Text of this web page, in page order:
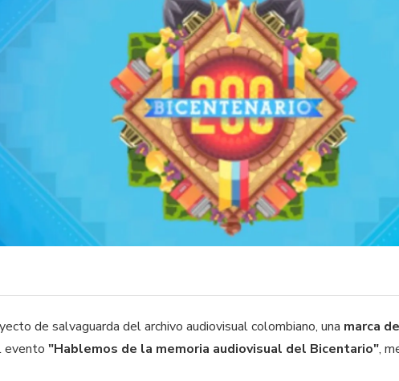
de salvaguarda del archivo audiovisual colombiano, una marca
evento "Hablemos de la memoria audiovisual del Bicentario",